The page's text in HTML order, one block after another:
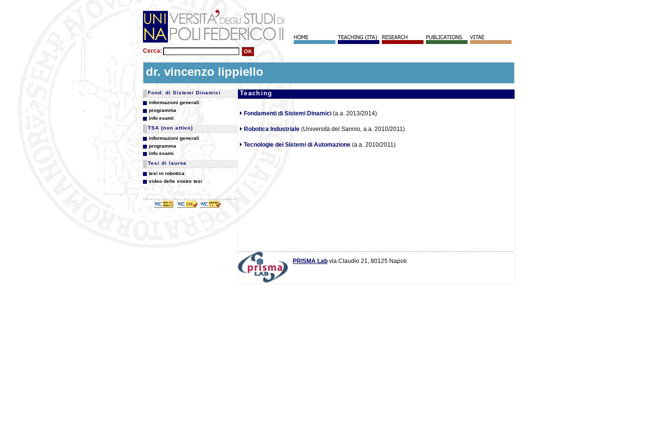
Cerca:
dr. vincenzo lippiello
Fond. di Sistemi Dinamici
informazioni generali
programma
info esami
TSA (non attivo)
informazioni generali
programma
info esami
Tesi di laurea
tesi in robotica
video delle vostre tesi
Teaching
Fondamenti di Sistemi Dinamici (a.a. 2013/2014)
Robotica Industriale (Università del Sannio, a.a. 2010/2011)
Tecnologie dei Sistemi di Automazione (a.a. 2010/2011)
PRISMA Lab via Claudio 21, 80125 Napoli